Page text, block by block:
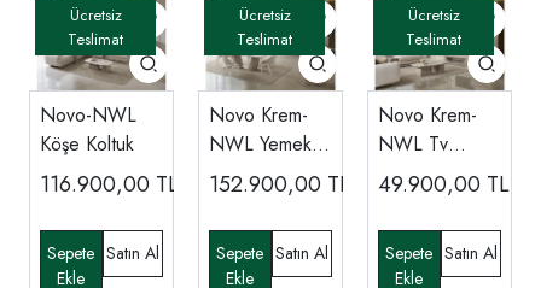
Novo-NWL
Köşe Koltuk
116.900,00 TL
Novo Krem-
NWL Yemek
Odası
152.900,00 TL
Novo Krem-
NWL Tv
Ünitesi
49.900,00 TL